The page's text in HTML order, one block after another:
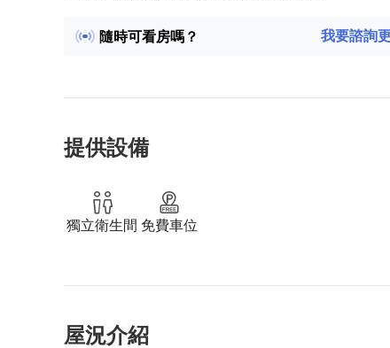
隨時可看房嗎？
我要諮詢
提供設備
獨立衛生間 免費車位
屋況介紹